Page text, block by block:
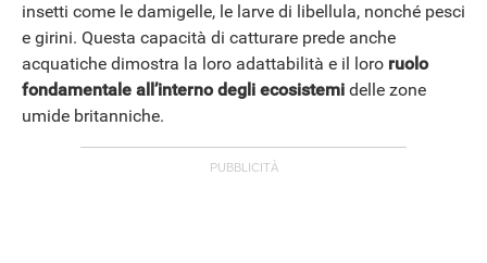
insetti come le damigelle, le larve di libellula, nonché pesci
e girini. Questa capacità di catturare prede anche
acquatiche dimostra la loro adattabilità e il loro ruolo
fondamentale all’interno degli ecosistemi delle zone
umide britanniche.